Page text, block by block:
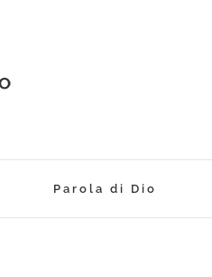
Parola di Dio